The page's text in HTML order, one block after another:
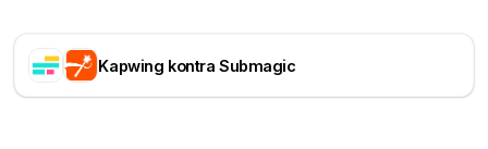
Kapwing kontra Submagic